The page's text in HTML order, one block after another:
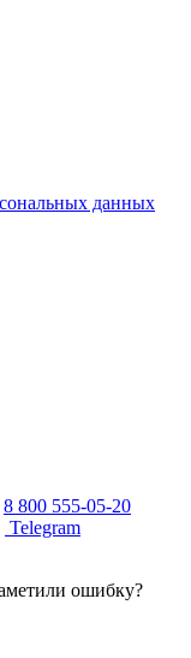
данных
8 800 555-05-20
Telegram
ошибку?